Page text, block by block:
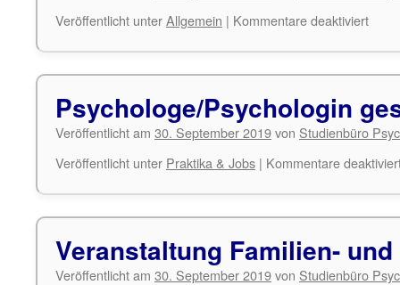
Veröffentlicht unterAllgemein | Kommentare deaktiviertfür
der
Psychologe/Psychologin
Veröffentlicht am 30. September 2019von Studienbüro
Veröffentlicht unter Praktika & Jobs | Kommentare
Veranstaltung Familien-
Veröffentlicht am 30. September 2019von Studienbüro